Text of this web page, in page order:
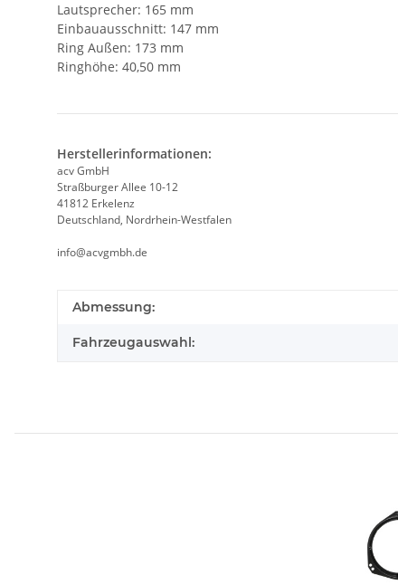
Lautsprecher: 165 mm
Einbauausschnitt: 147 mm
Ring Außen: 173 mm
Ringhöhe: 40,50 mm
Herstellerinformationen:
acv GmbH
Straßburger Allee 10-12
41812 Erkelenz
Deutschland, Nordrhein-Westfalen
info@acvgmbh.de
Abmessung:
Fahrzeugauswahl: